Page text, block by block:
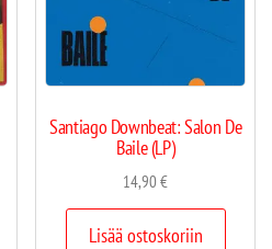
Santiago Downbeat: Salon De
Baile (LP)
14,90€
Lisää ostoskoriin